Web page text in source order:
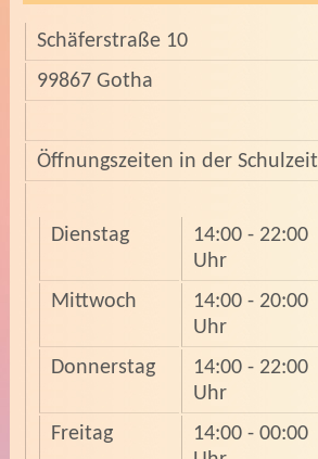
Schäferstraße 10
99867 Gotha
Öffnungszeiten in der Schulzeit
Dienstag
14:00 - 22:00
Uhr
Mittwoch
14:00 - 20:00
Uhr
Donnerstag
14:00 - 22:00
Uhr
Freitag
14:00 - 00:00